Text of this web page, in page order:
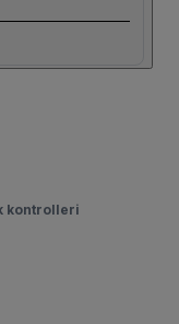
kontrolleri